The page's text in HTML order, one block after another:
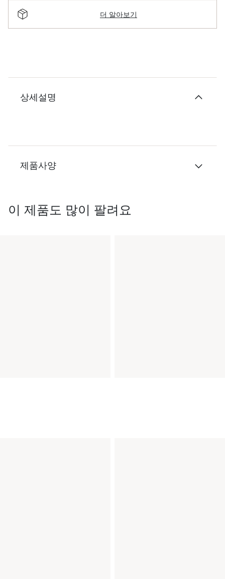
더 알아보기
상세설명
제품사양
이 제품도 많이 팔려요